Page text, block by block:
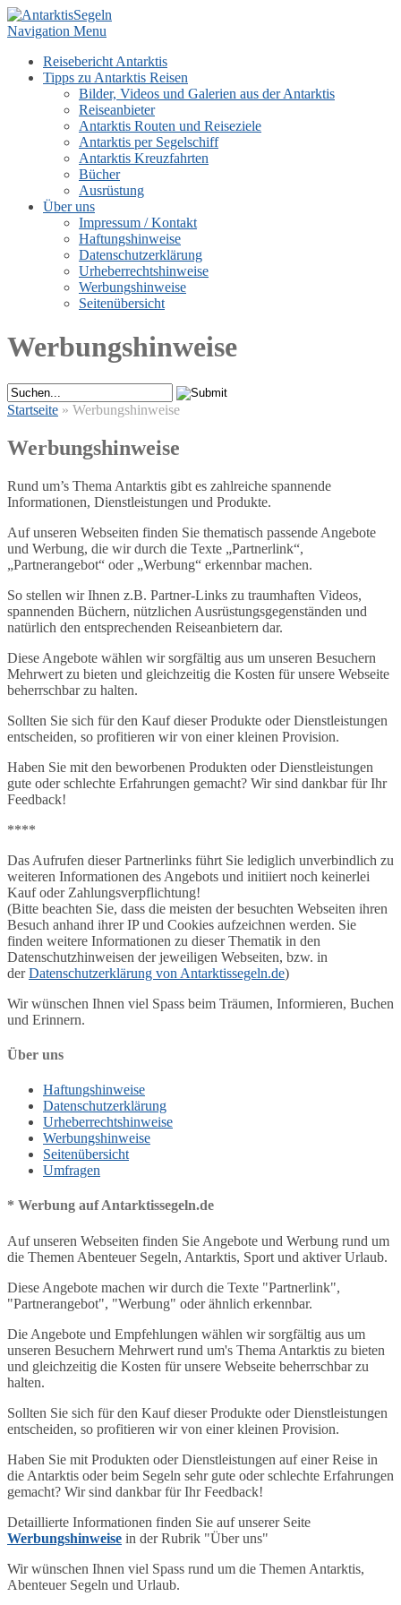
Navigation Menu
Reisebericht Antarktis
Tipps zu Antarktis Reisen
Bilder, Videos und Galerien aus der Antarktis
Reiseanbieter
Antarktis Routen und Reiseziele
Antarktis per Segelschiff
Antarktis Kreuzfahrten
Bücher
Ausrüstung
Über uns
Impressum / Kontakt
Haftungshinweise
Datenschutzerklärung
Urheberrechtshinweise
Werbungshinweise
Seitenübersicht
Werbungshinweise
Startseite » Werbungshinweise
Werbungshinweise
Rund um’s Thema Antarktis gibt es zahlreiche spannende
Informationen, Dienstleistungen und Produkte.
Auf unseren Webseiten finden Sie thematisch passende Angebote
und Werbung, die wir durch die Texte „Partnerlink“,
„Partnerangebot“ oder „Werbung“ erkennbar machen.
So stellen wir Ihnen z.B. Partner-Links zu traumhaften Videos,
spannenden Büchern, nützlichen Ausrüstungsgegenständen und
natürlich den entsprechenden Reiseanbietern dar.
Diese Angebote wählen wir sorgfältig aus um unseren Besuchern
Mehrwert zu bieten und gleichzeitig die Kosten für unsere Webseite
beherrschbar zu halten.
Sollten Sie sich für den Kauf dieser Produkte oder Dienstleistungen
entscheiden, so profitieren wir von einer kleinen Provision.
Haben Sie mit den beworbenen Produkten oder Dienstleistungen
gute oder schlechte Erfahrungen gemacht? Wir sind dankbar für Ihr
Feedback!
****
Das Aufrufen dieser Partnerlinks führt Sie lediglich unverbindlich zu
weiteren Informationen des Angebots und initiiert noch keinerlei
Kauf oder Zahlungsverpflichtung!
(Bitte beachten Sie, dass die meisten der besuchten Webseiten ihren
Besuch anhand ihrer IP und Cookies aufzeichnen werden. Sie
finden weitere Informationen zu dieser Thematik in den
Datenschutzhinweisen der jeweiligen Webseiten, bzw. in
derDatenschutzerklärung von Antarktissegeln.de)
Wir wünschen Ihnen viel Spass beim Träumen, Informieren, Buchen
und Erinnern.
Über uns
Haftungshinweise
Datenschutzerklärung
Urheberrechtshinweise
Werbungshinweise
Seitenübersicht
Umfragen
* Werbung auf Antarktissegeln.de
Auf unseren Webseiten finden Sie Angebote und Werbung rund um
die Themen Abenteuer Segeln, Antarktis, Sport und aktiver Urlaub.
Diese Angebote machen wir durch die Texte "Partnerlink",
"Partnerangebot", "Werbung" oder ähnlich erkennbar.
Die Angebote und Empfehlungen wählen wir sorgfältig aus um
unseren Besuchern Mehrwert rund um's Thema Antarktis zu bieten
und gleichzeitig die Kosten für unsere Webseite beherrschbar zu
halten.
Sollten Sie sich für den Kauf dieser Produkte oder Dienstleistungen
entscheiden, so profitieren wir von einer kleinen Provision.
Haben Sie mit Produkten oder Dienstleistungen auf einer Reise in
die Antarktis oder beim Segeln sehr gute oder schlechte Erfahrungen
gemacht? Wir sind dankbar für Ihr Feedback!
Detaillierte Informationen finden Sie auf unserer Seite
Werbungshinweise in der Rubrik "Über uns"
Wir wünschen Ihnen viel Spass rund um die Themen Antarktis,
Abenteuer Segeln und Urlaub.